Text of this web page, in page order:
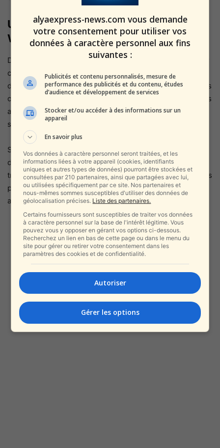
Une campagne contre la « culture
Woke »
Durant sa campagne électorale, Trump a promis d’éliminer
ce qu’il qualifie de « culture Woke » dans l’armée et
d’autres institutions américaines. Les groupes républicains
ont investi massivement dans des campagnes publicitaires
appelant à un retour à des politiques basées uniquement
sur le sexe biologique.
Si cette mesure est mise en œuvre, elle risque de raviver
des débats intenses sur les droits des personnes
transgenres aux États-Unis, leur place dans les institutions
publiques et les valeurs fondamentales de l’armée
américaine.
alyaexpress-news.com vous demande
votre consentement pour utiliser vos
données à caractère personnel aux fins
suivantes :
Publicités et contenu personnalisés, mesure de
performance des publicités et du contenu, études
d’audience et développement de services
Stocker et/ou accéder à des informations sur un
appareil
En savoir plus
Vos données à caractère personnel seront traitées, et les
informations liées à votre appareil (cookies, identifiants
uniques et autres types de données) pourront être stockées et
consultées par 210 partenaires, ainsi que partagées avec lui,
ou utilisées spécifiquement par ce site. Nos partenaires et
nous-mêmes sommes susceptibles d'utiliser des données de
géolocalisation précises. Liste des partenaires.
Certains fournisseurs sont susceptibles de traiter vos données
à caractère personnel sur la base de l'intérêt légitime. Vous
pouvez vous y opposer en gérant vos options ci-dessous.
Recherchez un lien en bas de cette page ou dans le menu du
site pour gérer ou retirer votre consentement dans les
paramètres des cookies et de confidentialité.
Autoriser
Gérer les options